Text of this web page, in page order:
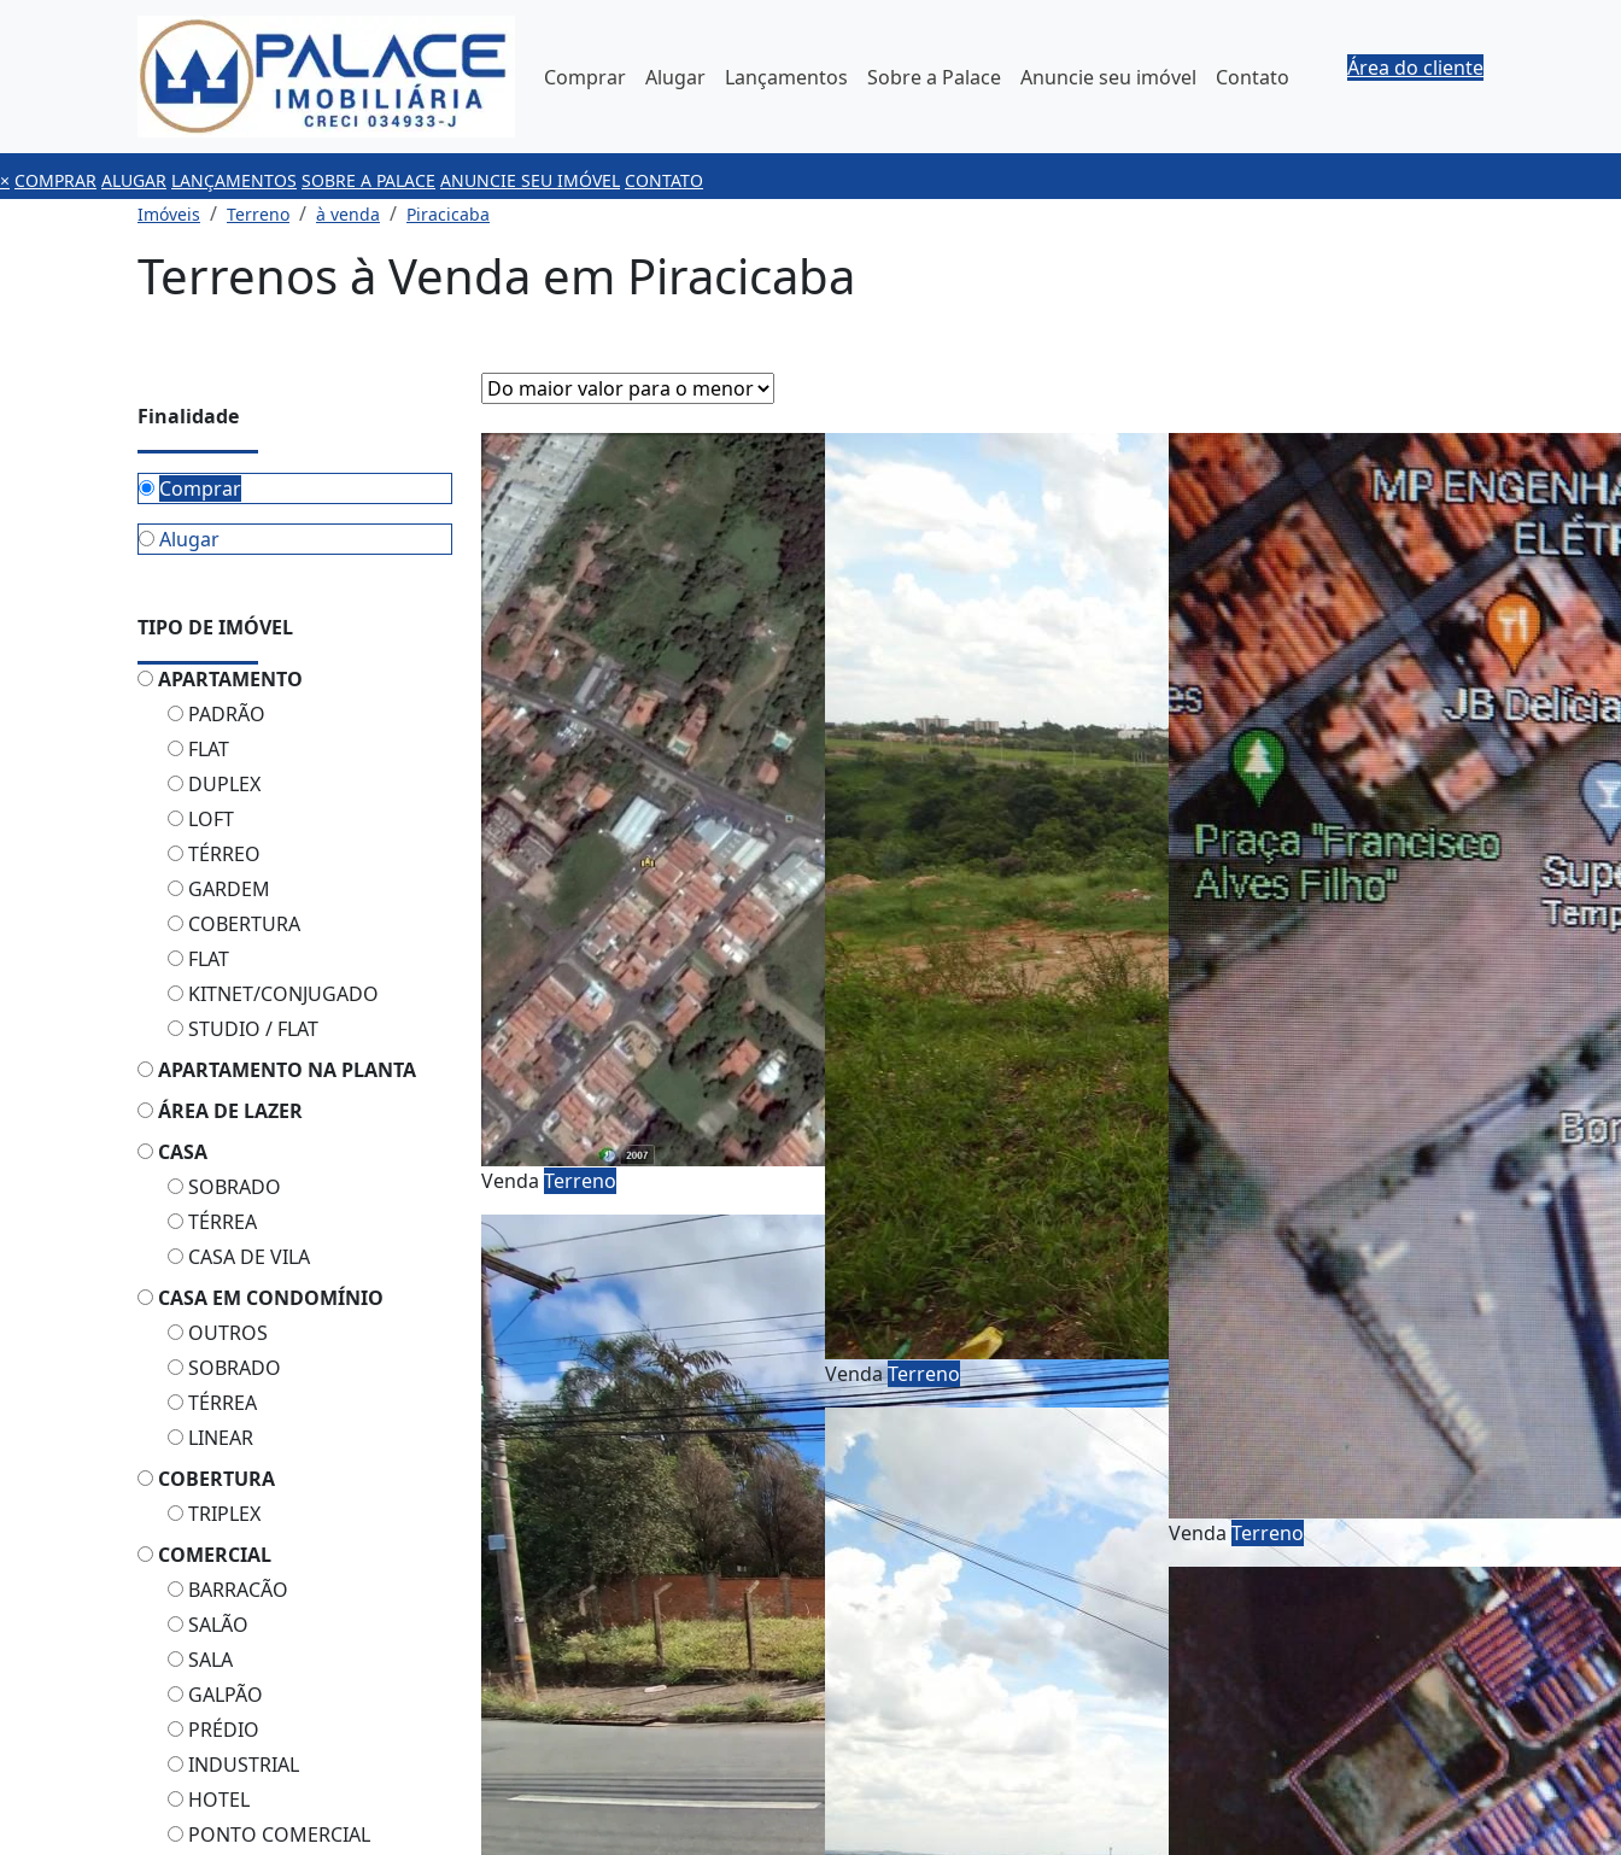
Comprar Alugar Lançamentos Sobre a Palace Anuncie seu imóvel Contato Área do cliente
× COMPRAR ALUGAR LANÇAMENTOS SOBRE A PALACE ANUNCIE SEU IMÓVEL CONTATO
Imóveis
Terreno à venda Piracicaba
Terrenos à Venda em Piracicaba
Finalidade
Comprar
Alugar
TIPO DE IMÓVEL
APARTAMENTO
PADRÃO
FLAT
DUPLEX
LOFT
TÉRREO
GARDEM
COBERTURA
FLAT
KITNET/CONJUGADO
STUDIO / FLAT
APARTAMENTO NA PLANTA
ÁREA DE LAZER
CASA
SOBRADO
TÉRREA
CASA DE VILA
CASA EM CONDOMÍNIO
OUTROS
SOBRADO
TÉRREA
LINEAR
COBERTURA
TRIPLEX
COMERCIAL
BARRACÃO
SALÃO
SALA
GALPÃO
PRÉDIO
INDUSTRIAL
HOTEL
PONTO COMERCIAL
Venda Terreno
VendaTerreno
Venda Terreno